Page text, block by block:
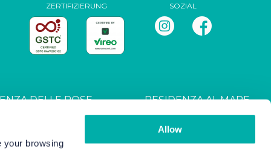
your browsing
Allow
ZERTIFIZIERUNG SOZIAL
DELLE ROSE
RESIDENZA AL MARE
CIN: IT027044B4RRZ3HM9E